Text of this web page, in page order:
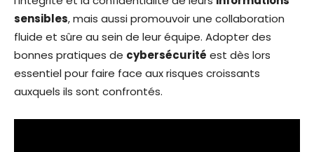
sensibles, mais aussi promouvoir une collaboration
fluide et sûre au sein de leur équipe. Adopter des
bonnes pratiques de cybersécurité est dès lors
essentiel pour faire face aux risques croissants
auxquels ils sont confrontés.